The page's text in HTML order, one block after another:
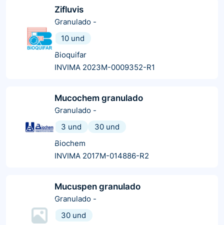
Zifluvis
Granulado -
10 und
Bioquifar
INVIMA 2023M-0009352-R1
Mucochem granulado
Granulado -
3 und
30 und
Biochem
INVIMA 2017M-014886-R2
Mucuspen granulado
Granulado -
30 und